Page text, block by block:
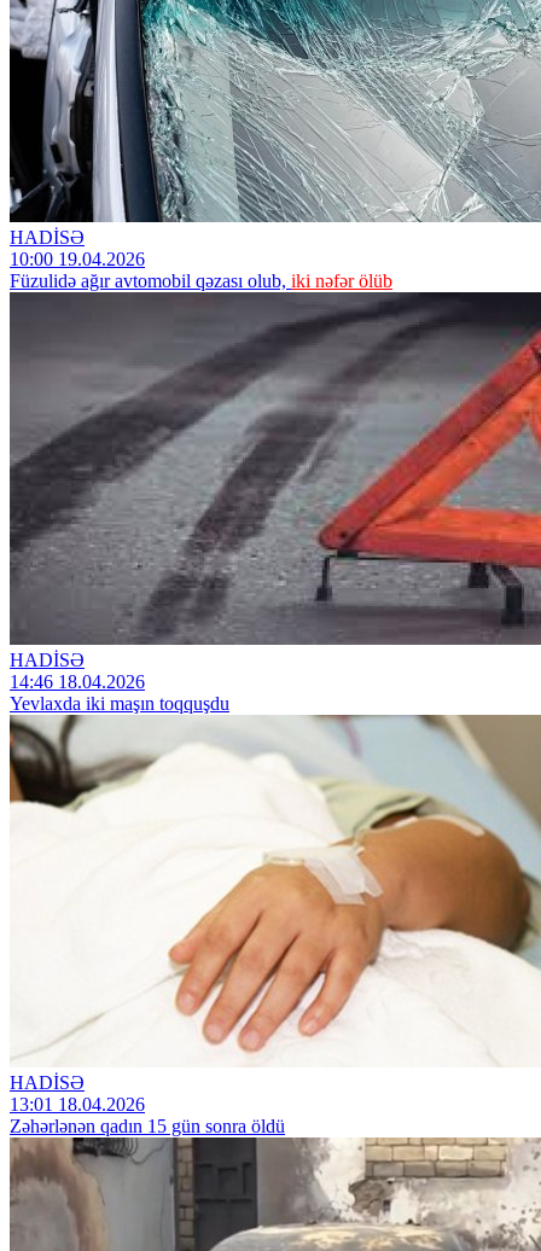
HADİSƏ
10:00 19.04.2026
Füzulidə ağır avtomobil qəzası olub, iki nəfər ölüb
HADİSƏ
14:46 18.04.2026
Yevlaxda iki maşın toqquşdu
HADİSƏ
13:01 18.04.2026
Zəhərlənən qadın 15 gün sonra öldü